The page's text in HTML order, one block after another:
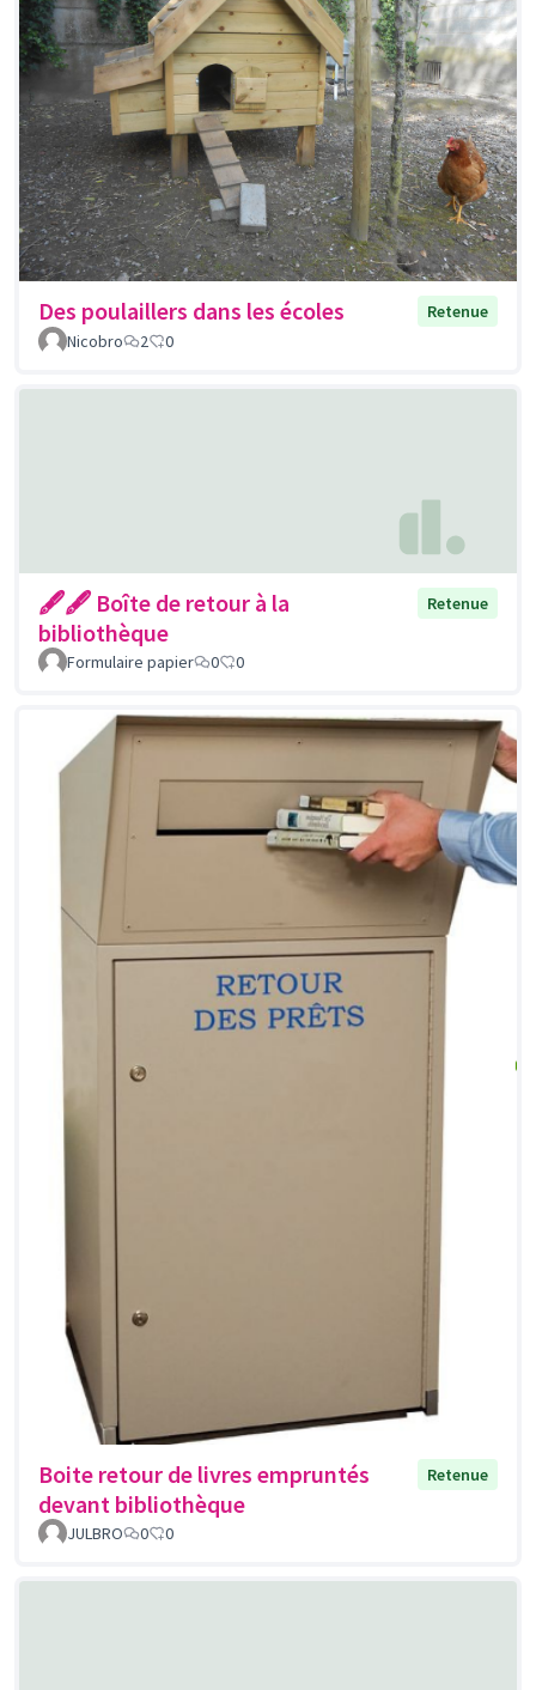
Des poulaillers dans les écoles
Retenue
Nicobro
2 0
🖋🖋 Boîte de retour à la
bibliothèque
Retenue
Formulaire papier 0 0
Boite retour de livres empruntés
devant bibliothèque
Retenue
JULBRO 0 0